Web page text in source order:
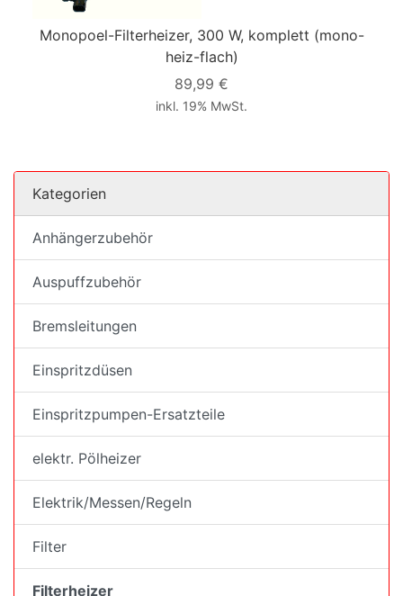
Monopoel-Filterheizer, 300 W, komplett (mono-
heiz-flach)
89,99 €
inkl. 19% MwSt.
Kategorien
Anhängerzubehör
Auspuffzubehör
Bremsleitungen
Einspritzdüsen
Einspritzpumpen-Ersatzteile
elektr. Pölheizer
Elektrik/Messen/Regeln
Filter
Filterheizer